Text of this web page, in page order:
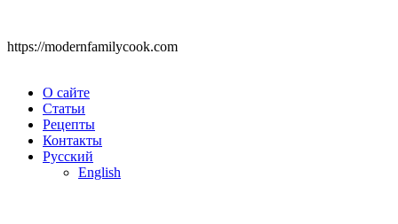
https://modernfamilycook.com
О сайте
Статьи
Рецепты
Контакты
Русский
English